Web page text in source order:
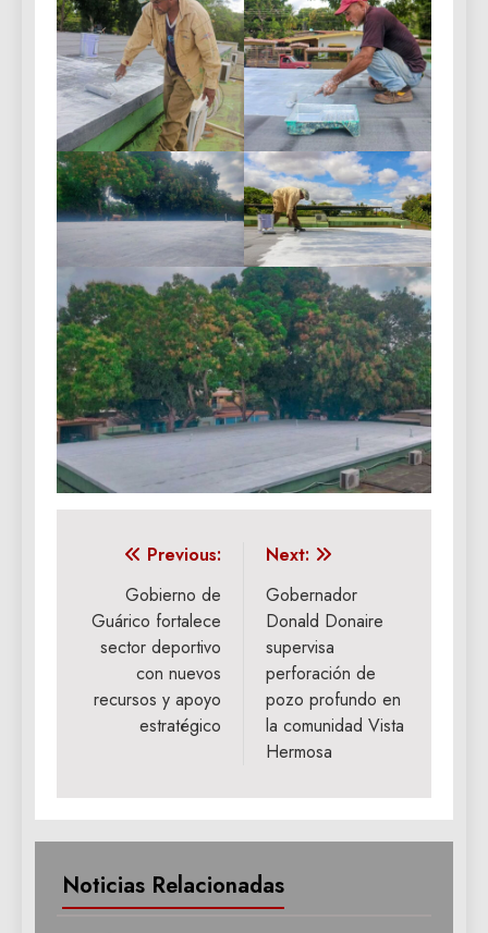
Navegación
entradas
Previous:
Gobierno de
Guárico fortalece
sector deportivo
con nuevos
recursos y apoyo
estratégico
Next:
Gobernador
Donald Donaire
supervisa
perforación de
pozo profundo en
la comunidad Vista
Hermosa
Noticias Relacionadas